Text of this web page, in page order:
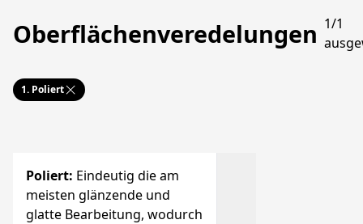
Oberflächenveredelungen 1/1
1. Poliert
Poliert: Eindeutig die am
meisten glänzende und
glatte Bearbeitung, wodurch